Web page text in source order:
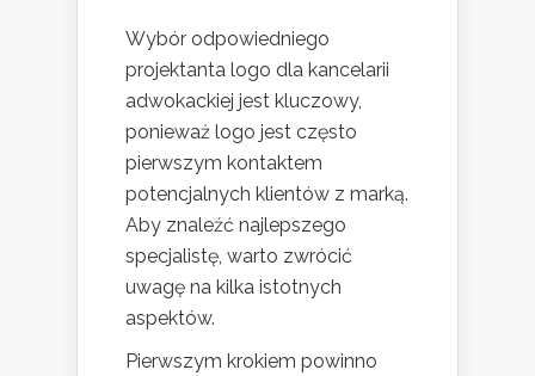
Wybór odpowiedniego
projektanta logo dla kancelarii
adwokackiej jest kluczowy,
ponieważ logo jest często
pierwszym kontaktem
potencjalnych klientów z marką.
Aby znaleźć najlepszego
specjalistę, warto zwrócić
uwagę na kilka istotnych
aspektów.
Pierwszym krokiem powinno